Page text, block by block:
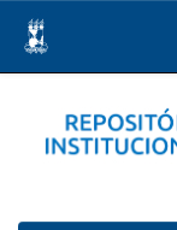
navigation